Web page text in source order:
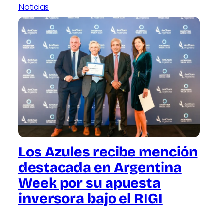
Noticias
Los Azules recibe mención
destacada en Argentina
Week por su apuesta
inversora bajo el RIGI